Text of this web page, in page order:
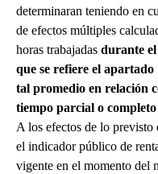
determinaran teniendo en
de efectos múltiples
horas trabajadas durante el
que se refiere el
tal promedio en relación
tiempo parcial o
A los efectos de lo previsto
el indicador público de
vigente en el momento del